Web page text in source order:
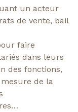
un acteur
de vente, bail
faire
dans leurs
des fonctions,
de la